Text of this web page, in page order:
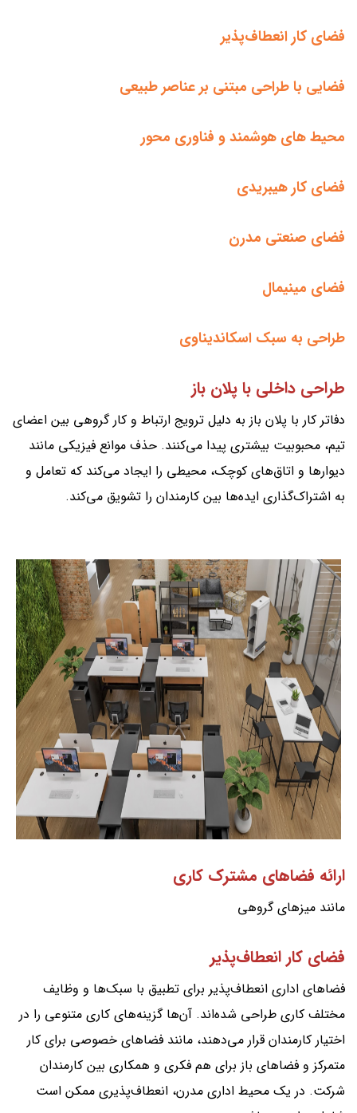
فضای کار انعطاف‌پذیر
فضایی با طراحی مبتنی بر عناصر طبیعی
محیط های هوشمند و فناوری محور
فضای کار هیبریدی
فضای صنعتی مدرن
فضای مینیمال
طراحی به سبک اسکاندیناوی
طراحی داخلی با پلان باز
دفاتر کار با پلان باز به دلیل ترویج ارتباط و کار گروهی بین اعضای
تیم، محبوبیت بیشتری پیدا می‌کنند. حذف موانع فیزیکی مانند
دیوارها و اتاق‌های کوچک، محیطی را ایجاد می‌کند که تعامل و
به اشتراک‌گذاری ایده‌ها بین کارمندان را تشویق می‌کند.
ارائه فضاهای مشترک کاری
مانند میزهای گروهی
فضای کار انعطاف‌پذیر
فضاهای اداری انعطاف‌پذیر برای تطبیق با سبک‌ها و وظایف
مختلف کاری طراحی شده‌اند. آن‌ها گزینه‌های کاری متنوعی را در
اختیار کارمندان قرار می‌دهند، مانند فضاهای خصوصی برای کار
متمرکز و فضاهای باز برای هم فکری و همکاری بین کارمندان
شرکت. در یک محیط اداری مدرن، انعطاف‌پذیری ممکن است